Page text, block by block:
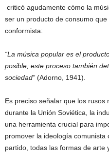
criticó agudamente cómo la
ser un producto de consumo
conformista:
“La música popular es el
posible; este proceso también
sociedad” (Adorno, 1941).
Es preciso señalar que los
durante la Unión Soviética, la
una herramienta crucial para
promover la ideología comunista
partido, todas las formas de arte